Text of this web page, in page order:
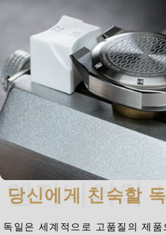
당신에게 친숙할
엔지니어의
독일은 세계적으로 고품질의 제